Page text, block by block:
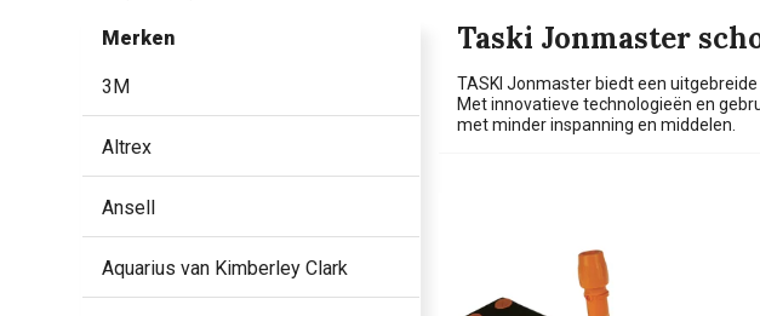
Merken
3M
Altrex
Ansell
Aquarius van Kimberley Clark
Taski Jonmaster
TASKI Jonmaster biedt een
Met innovatieve technologieën en
met minder inspanning en middelen.